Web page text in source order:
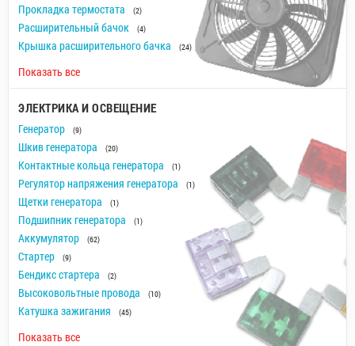
Прокладка термостата (2)
Расширительный бачок (4)
Крышка расширительного бачка (24)
Показать все
ЭЛЕКТРИКА И ОСВЕЩЕНИЕ
Генератор (9)
Шкив генератора (20)
Контактные кольца генератора (1)
Регулятор напряжения генератора (1)
Щетки генератора (1)
Подшипник генератора (1)
Аккумулятор (62)
Стартер (9)
Бендикс стартера (2)
Высоковольтные провода (10)
Катушка зажигания (45)
Показать все